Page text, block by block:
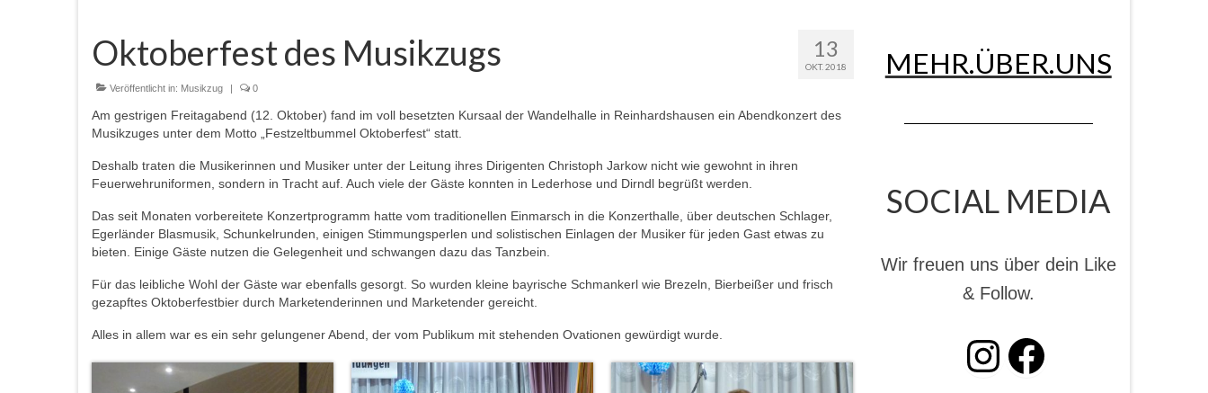
13
OKT. 2018
Oktoberfest des Musikzugs
Veröffentlicht in: Musikzug | 0
Am gestrigen Freitagabend (12. Oktober) fand im voll besetzten Kursaal der Wandelhalle in Reinhardshausen ein Abendkonzert des
Musikzuges unter dem Motto „Festzeltbummel Oktoberfest“ statt.
Deshalb traten die Musikerinnen und Musiker unter der Leitung ihres Dirigenten Christoph Jarkow nicht wie gewohnt in ihren
Feuerwehruniformen, sondern in Tracht auf. Auch viele der Gäste konnten in Lederhose und Dirndl begrüßt werden.
Das seit Monaten vorbereitete Konzertprogramm hatte vom traditionellen Einmarsch in die Konzerthalle, über deutschen Schlager,
Egerländer Blasmusik, Schunkelrunden, einigen Stimmungsperlen und solistischen Einlagen der Musiker für jeden Gast etwas zu
bieten. Einige Gäste nutzen die Gelegenheit und schwangen dazu das Tanzbein.
Für das leibliche Wohl der Gäste war ebenfalls gesorgt. So wurden kleine bayrische Schmankerl wie Brezeln, Bierbeißer und frisch
gezapftes Oktoberfestbier durch Marketenderinnen und Marketender gereicht.
Alles in allem war es ein sehr gelungener Abend, der vom Publikum mit stehenden Ovationen gewürdigt wurde.
MEHR.ÜBER.UNS
SOCIAL MEDIA
Wir freuen uns über dein Like
& Follow.
INSTAGRAM Facebook